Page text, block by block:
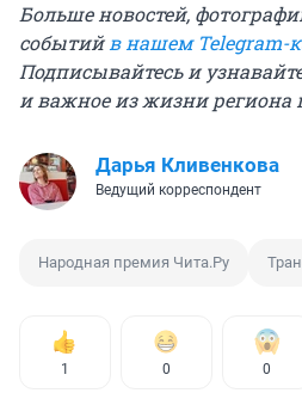
Больше новостей,
событийв нашем Telegram-
Подписывайтесь и
и важное из жизни региона
Дарья Кливенкова
Ведущий корреспондент
Народная премия Чита.Ру
1 0 0